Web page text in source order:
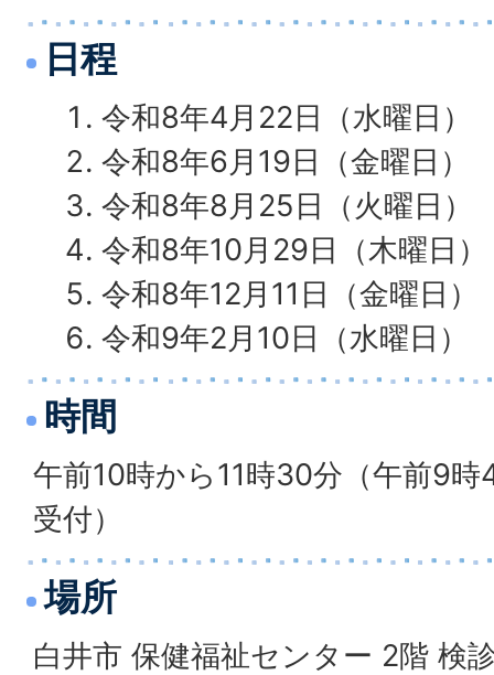
日程
令和8年4月22日（水曜日）
令和8年6月19日（金曜日）
令和8年8月25日（火曜日）
令和8年10月29日（木曜日）
令和8年12月11日（金曜日）
令和9年2月10日（水曜日）
時間
午前10時から11時30分（午前9
受付）
場所
白井市 保健福祉センター 2階 検